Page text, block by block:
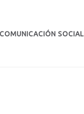
COMUNICACIÓN SOCIAL